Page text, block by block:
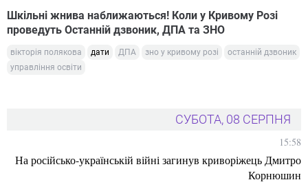
Шкільні жнива наближаються! Коли у Кривому Розі
проведуть Останній дзвоник, ДПА та ЗНО
вікторія полякова дати ДПА зно у кривому розі
останній дзвоник
управління освіти
СУБОТА, 08 СЕРПНЯ
15:58
На російсько-українській війні загинув криворіжець Дмитро
Корнюшин